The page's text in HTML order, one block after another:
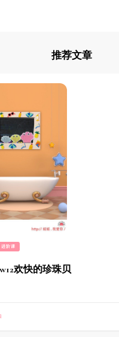
推荐文章
进阶课
欢快的珍珠贝